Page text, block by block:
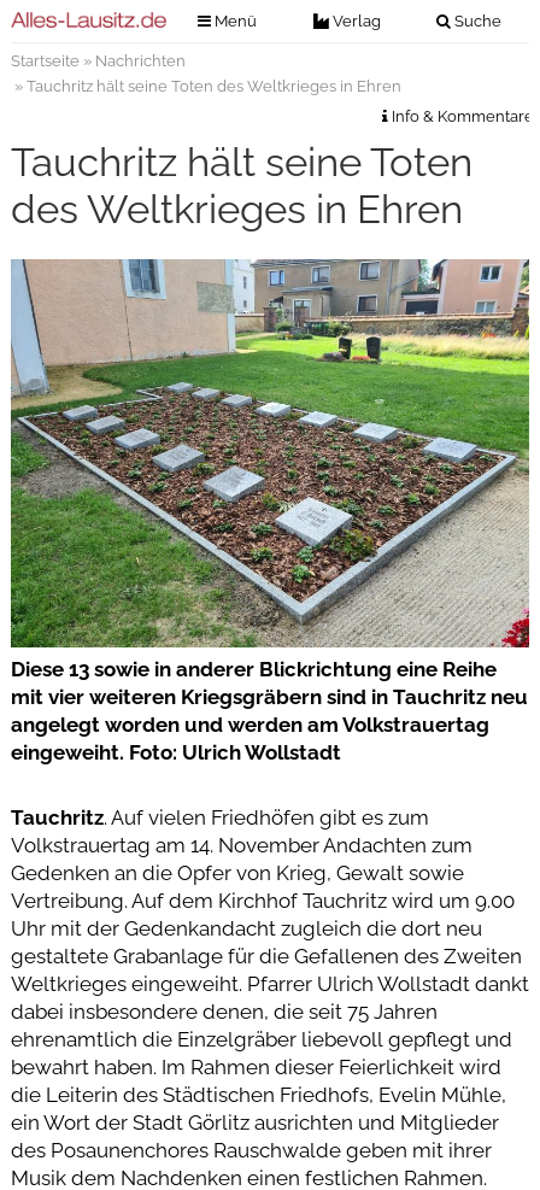
Menü Verlag Suche
Verlag
Kontakt
Impressum
Veranstaltungstickets
Anzeigenannahme
Anzeigensuche
Digitale Ausgaben
Startseite» Nachrichten
» Tauchritz hält seine Toten des Weltkrieges in Ehren
Info & Kommentare
Tauchritz hält seine Toten
des Weltkrieges in Ehren
Diese 13 sowie in anderer Blickrichtung eine Reihe
mit vier weiteren Kriegsgräbern sind in Tauchritz neu
angelegt worden und werden am Volkstrauertag
eingeweiht. Foto: Ulrich Wollstadt
Tauchritz. Auf vielen Friedhöfen gibt es zum
Volkstrauertag am 14. November Andachten zum
Gedenken an die Opfer von Krieg, Gewalt sowie
Vertreibung. Auf dem Kirchhof Tauchritz wird um 9.00
Uhr mit der Gedenkandacht zugleich die dort neu
gestaltete Grabanlage für die Gefallenen des Zweiten
Weltkrieges eingeweiht. Pfarrer Ulrich Wollstadt dankt
dabei insbesondere denen, die seit 75 Jahren
ehrenamtlich die Einzelgräber liebevoll gepflegt und
bewahrt haben. Im Rahmen dieser Feierlichkeit wird
die Leiterin des Städtischen Friedhofs, Evelin Mühle,
ein Wort der Stadt Görlitz ausrichten und Mitglieder
des Posaunenchores Rauschwalde geben mit ihrer
Musik dem Nachdenken einen festlichen Rahmen.